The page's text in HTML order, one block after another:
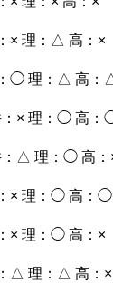
× 理：△ 高：×
◯ 理：△ 高：
× 理：◯ 高：
△ 理：◯ 高：
× 理：◯ 高：◯
× 理：◯ 高：×
△ 理：△ 高：×